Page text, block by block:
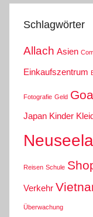
Schlagwörter
Allach Asien
Einkaufszentrum
Fotografie Geld Goa
Japan Kinder
Reisen Schule
Verkehr
Überwachung